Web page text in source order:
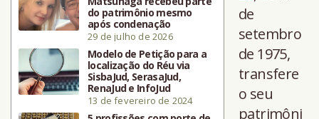
do patrimônio mesmo
após condenação
29 de julho de 2026
Modelo de Petição para a
localização do Réu via
SisbaJud, SerasaJud,
RenaJud e InfoJud
13 de fevereiro de 2024
de
setembro
de 1975,
transfere
o seu
patrimôni